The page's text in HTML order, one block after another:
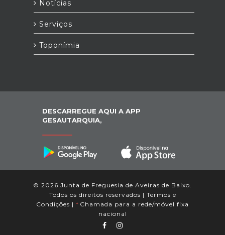
Notícias
Serviços
Toponímia
DESCARREGUE AQUI A APP
GESAUTARQUIA,
© 2026 Junta de Freguesia de Aveiras de Baixo.
Todos os direitos reservados | Termos e
Condições | * Chamada para a rede/móvel fixa
nacional